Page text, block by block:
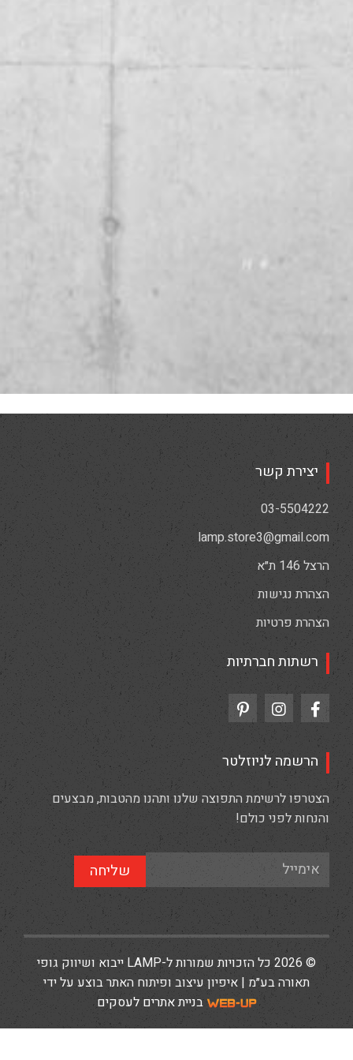
יצירת קשר
03-5504222
lamp.store3@gmail.com
הרצל 146 ת״א
הצהרת נגישות
הצהרת פרטיות
רשתות חברתיות
הרשמה לניוזלטר
הצטרפו לרשימת התפוצה שלנו ותהנו מהטבות, מבצעים
והנחות לפני כולם!
שליחה
© 2026 כל הזכויות שמורות ל-LAMP ייבוא ושיווק גופי
תאורה בע״מ | איפיון עיצוב ופיתוח האתר בוצע על ידי
בניית אתרים לעסקים